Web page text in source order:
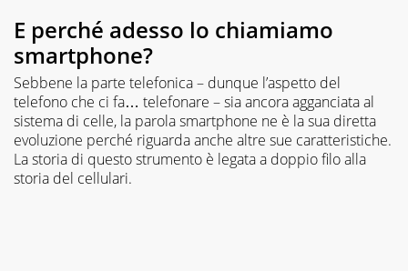
E perché adesso lo chiamiamo
smartphone?
Sebbene la parte telefonica – dunque l’aspetto del
telefono che ci fa… telefonare – sia ancora agganciata al
sistema di celle, la parola smartphone ne è la sua diretta
evoluzione perché riguarda anche altre sue caratteristiche.
La storia di questo strumento è legata a doppio filo alla
storia del cellulari.